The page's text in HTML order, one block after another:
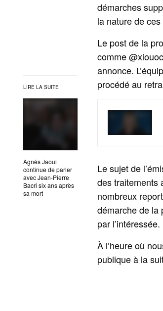
LIRE LA SUITE
Agnès Jaoui
continue de parler
avec Jean‑Pierre
Bacri six ans après
sa mort
démarches
la nature de
Le post de la
comme
annonce.
procédé au
Le sujet de
des traitements
nombreux
démarche de la
par l’intéressée.
À l’heure où
publique à la